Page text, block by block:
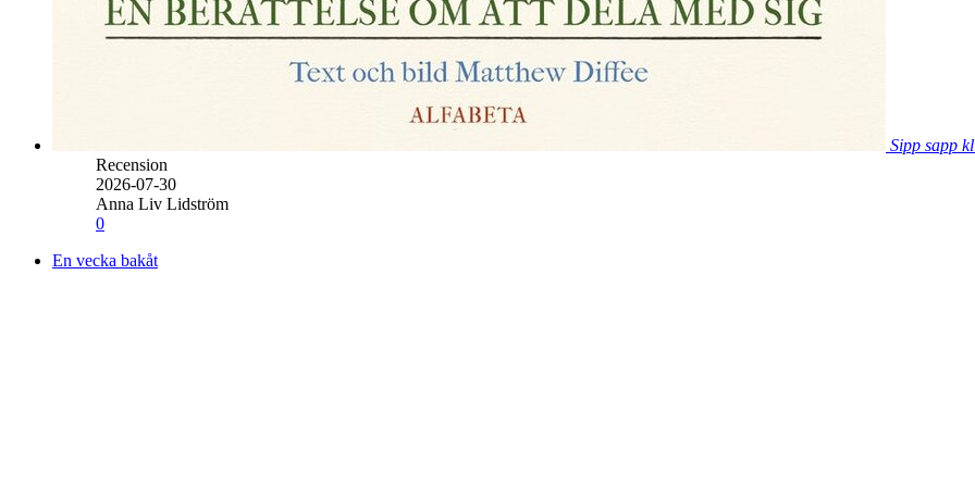
Sipp sapp
Recension
2026-07-30
Anna Liv Lidström
0
En vecka bakåt